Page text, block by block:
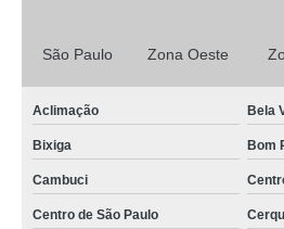
São Paulo Zona Oeste
Aclimação Bela
Bixiga Bom
Cambuci
Centro de São Paulo